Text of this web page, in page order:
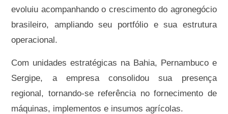
evoluiu acompanhando o crescimento do agronegócio
brasileiro, ampliando seu portfólio e sua estrutura
operacional.
Com unidades estratégicas na Bahia, Pernambuco e
Sergipe, a empresa consolidou sua presença
regional, tornando-se referência no fornecimento de
máquinas, implementos e insumos agrícolas.